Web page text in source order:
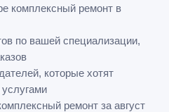
комплексный ремонт в
по вашей специализации,
которые хотят
ремонт за август